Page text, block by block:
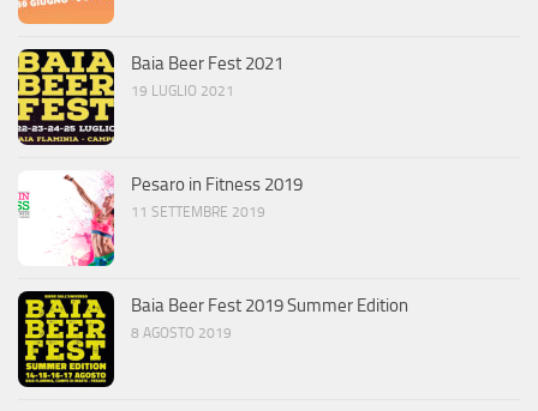
Baia Beer Fest 2021
19 LUGLIO 2021
Pesaro in Fitness 2019
11 SETTEMBRE 2019
Baia Beer Fest 2019 Summer Edition
8 AGOSTO 2019